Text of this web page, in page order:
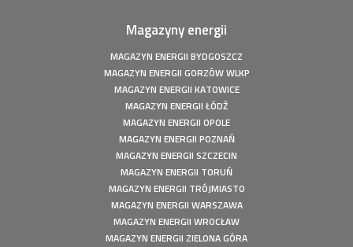
Magazyny energii
MAGAZYN ENERGII BYDGOSZCZ
MAGAZYN ENERGII GORZÓW WLKP
MAGAZYN ENERGII KATOWICE
MAGAZYN ENERGII ŁÓDŹ
MAGAZYN ENERGII OPOLE
MAGAZYN ENERGII POZNAŃ
MAGAZYN ENERGII SZCZECIN
MAGAZYN ENERGII TORUŃ
MAGAZYN ENERGII TRÓJMIASTO
MAGAZYN ENERGII WARSZAWA
MAGAZYN ENERGII WROCŁAW
MAGAZYN ENERGII ZIELONA GÓRA